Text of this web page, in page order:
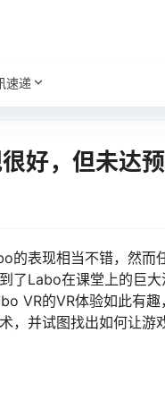
速递
好，但未达
表现相当不错，然而
了Labo在课堂上的巨
VR的VR体验如此有
，并试图找出如何让游